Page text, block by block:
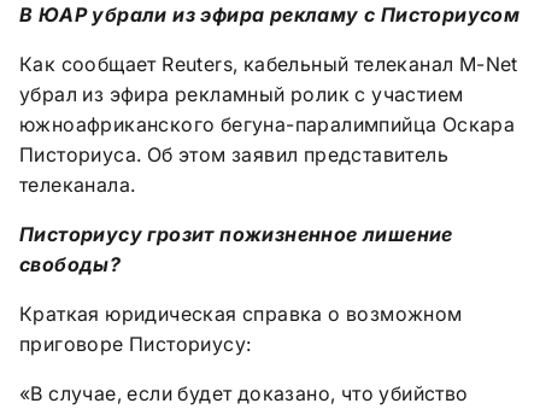
В ЮАР убрали из эфира рекламу с Писториусом
Как сообщает Reuters, кабельный телеканал M-Net
убрал из эфира рекламный ролик с участием
южноафриканского бегуна-паралимпийца Оскара
Писториуса. Об этом заявил представитель
телеканала.
Писториусу грозит пожизненное лишение
свободы?
Краткая юридическая справка о возможном
приговоре Писториусу:
«В случае, если будет доказано, что убийство